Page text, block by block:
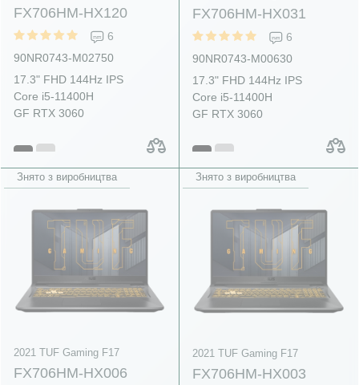
FX706HM-HX120
6
90NR0743-M02750
17.3" FHD 144Hz IPS
Core i5-11400H
GF RTX 3060
FX706HM-HX031
6
90NR0743-M00630
17.3" FHD 144Hz IPS
Core i5-11400H
GF RTX 3060
Знято з виробництва
2021 TUF Gaming F17
FX706HM-HX006
Знято з виробництва
2021 TUF Gaming F17
FX706HM-HX003